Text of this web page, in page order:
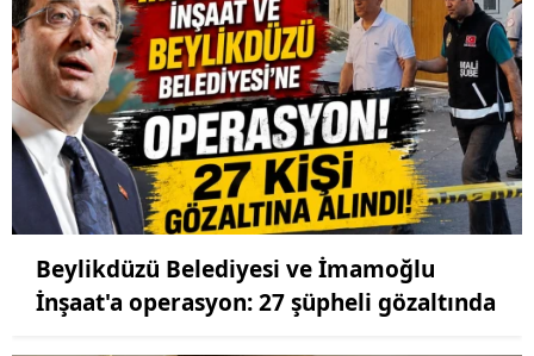
Beylikdüzü Belediyesi ve İmamoğlu
İnşaat'a operasyon: 27 şüpheli gözaltında